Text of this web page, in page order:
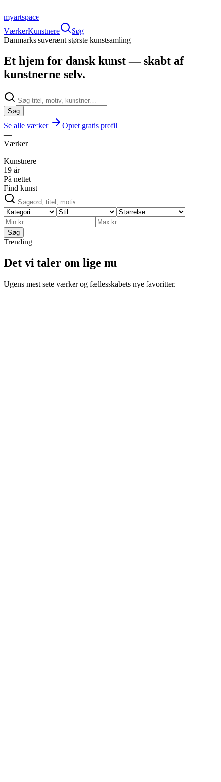
myartspace
VærkerKunstnere
Søg
Danmarks suverænt største kunstsamling
Et hjem for dansk kunst— skabt af
kunstnerne selv.
Søg
Se alle værker Opret gratis profil
—
Værker
—
Kunstnere
19 år
På nettet
Find kunst
Søg
Trending
Det vi taler om lige nu
Ugens mest sete værker og fællesskabets nye favoritter.